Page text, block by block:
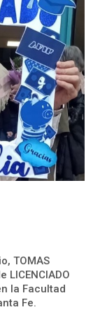
TOMAS
LICENCIADO
la Facultad
Fe.